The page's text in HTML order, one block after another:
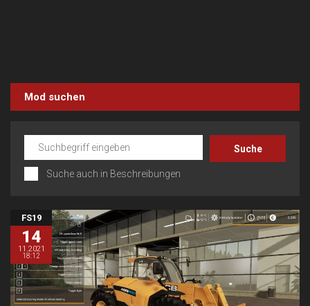
Mod suchen
Suche auch in Beschreibungen
FS19
14
11.2021
18:12